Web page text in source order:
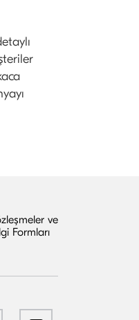
ve
Formları